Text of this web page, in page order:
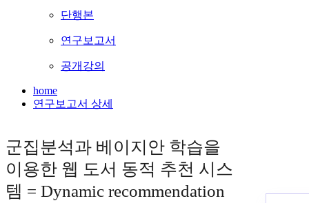
단행본
연구보고서
공개강의
home
연구보고서 상세
군집분석과 베이지안 학습을
이용한 웹 도서 동적 추천 시스
템 = Dynamic recommendation